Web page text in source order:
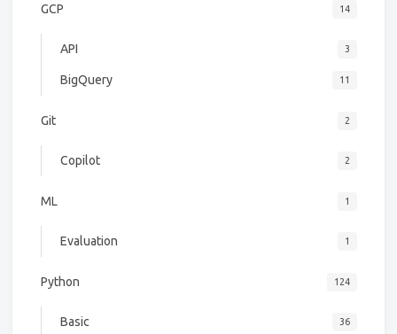
GCP 14
API 3
BigQuery 11
Git 2
Copilot 2
ML 1
Evaluation 1
Python 124
Basic 36